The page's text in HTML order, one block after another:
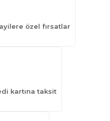
özel fırsatlar
kartına taksit